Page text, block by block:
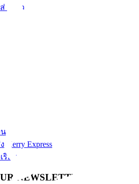
วนตัว
Kerry Express
รียน
NEWSLETTER